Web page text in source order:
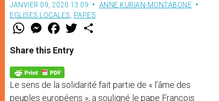
JANVIER 09, 2020 13:09
ANNE KURIAN-MONTABONE
EGLISES LOCALES
PAPES
W
t
s
p
p
M
e
s
e
g
e
r
F
a
e
b
o
k
w
Share this Entry
Le sens de la solidarité fait partie de « l’âme des
peuples européens », a souligné le pape François